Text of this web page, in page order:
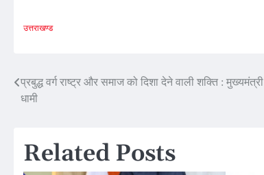
उत्तराखण्ड
Post
प्रबुद्ध वर्ग राष्ट्र और समाज को दिशा देने वाली शक्ति : मुख्यमंत्री
धामी
Related Posts